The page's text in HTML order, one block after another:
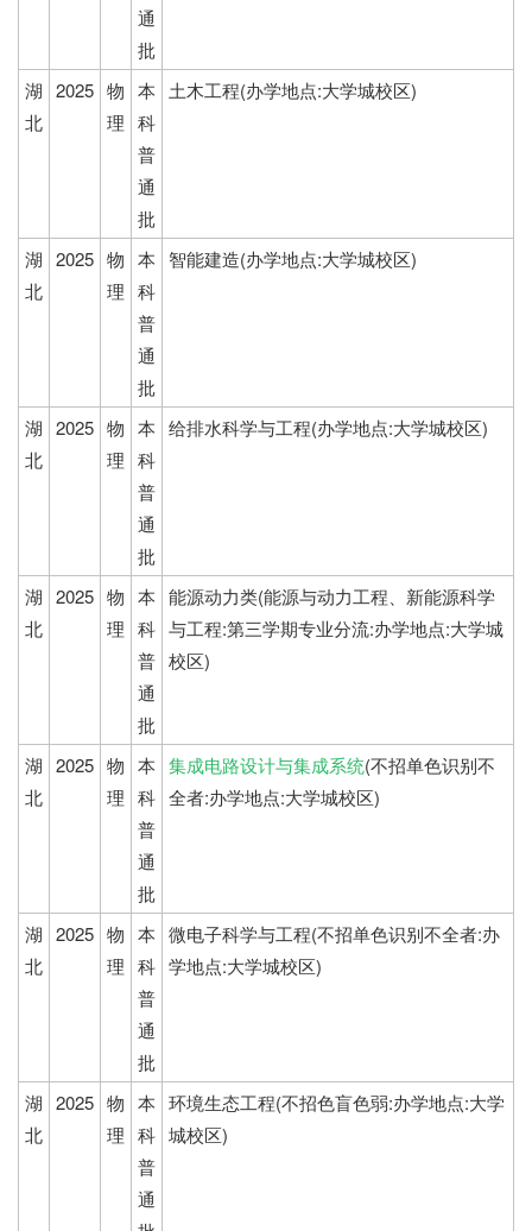
通
批
湖
北
2025 物
理
本
科
普
通
批
土木工程(办学地点:大学城校区)
湖
北
2025 物
理
本
科
普
通
批
智能建造(办学地点:大学城校区)
湖
北
2025 物
理
本
科
普
通
批
给排水科学与工程(办学地点:大学城校区)
湖
北
2025 物
理
本
科
普
通
批
能源动力类(能源与动力工程、新能源科学
与工程:第三学期专业分流:办学地点:大学城
校区)
湖
北
2025 物
理
本
科
普
通
批
集成电路设计与集成系统(不招单色识别不
全者:办学地点:大学城校区)
湖
北
2025 物
理
本
科
普
通
批
微电子科学与工程(不招单色识别不全者:办
学地点:大学城校区)
湖
北
2025 物
理
本
科
普
通
环境生态工程(不招色盲色弱:办学地点:大学
城校区)